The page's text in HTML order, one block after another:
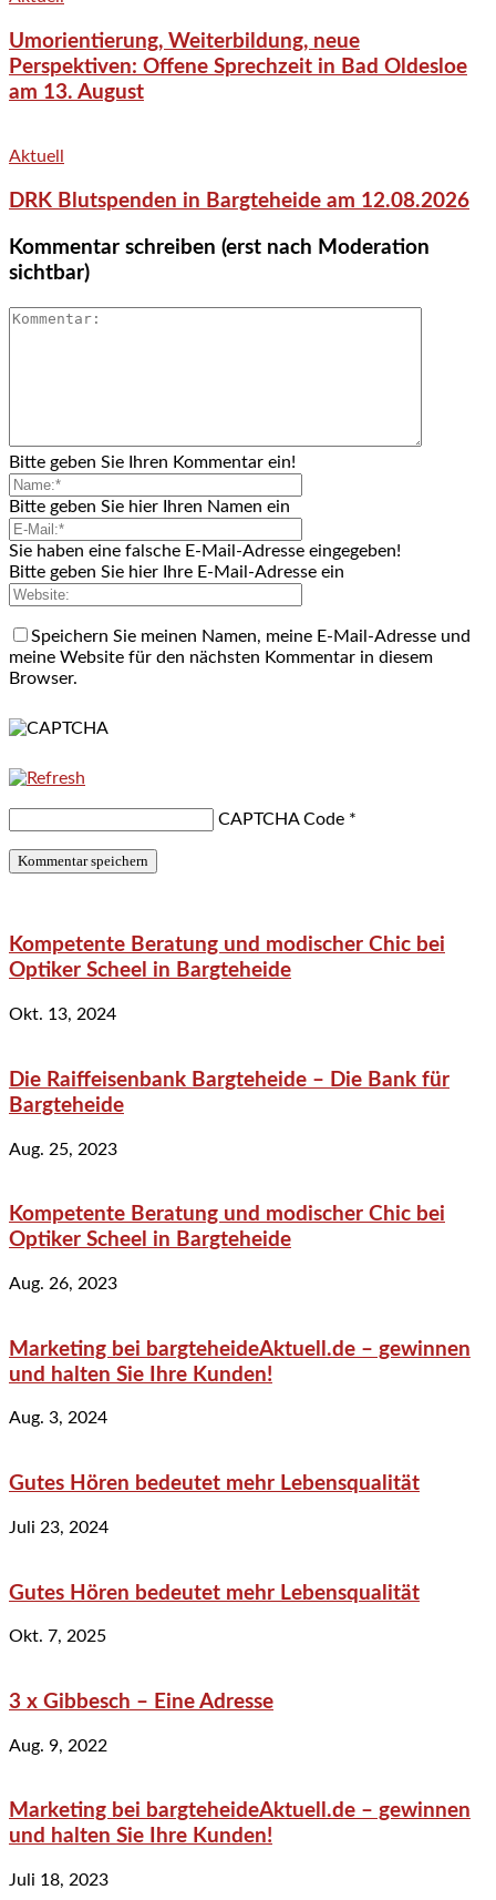
Umorientierung, Weiterbildung, neue
Perspektiven: Offene Sprechzeit in Bad Oldesloe
am 13. August
Aktuell
DRK Blutspenden in Bargteheide am 12.08.2026
Kommentar schreiben (erst nach Moderation
sichtbar)
Bitte geben Sie Ihren Kommentar ein!
Bitte geben Sie hier Ihren Namen ein
Sie haben eine falsche E-Mail-Adresse eingegeben!
Bitte geben Sie hier Ihre E-Mail-Adresse ein
Speichern Sie meinen Namen, meine E-Mail-Adresse und
meine Website für den nächsten Kommentar in diesem
Browser.
CAPTCHA Code *
Kompetente Beratung und modischer Chic bei
Optiker Scheel in Bargteheide
Okt. 13, 2024
Die Raiffeisenbank Bargteheide – Die Bank für
Bargteheide
Aug. 25, 2023
Kompetente Beratung und modischer Chic bei
Optiker Scheel in Bargteheide
Aug. 26, 2023
Marketing bei bargteheideAktuell.de – gewinnen
und halten Sie Ihre Kunden!
Aug. 3, 2024
Gutes Hören bedeutet mehr Lebensqualität
Juli 23, 2024
Gutes Hören bedeutet mehr Lebensqualität
Okt. 7, 2025
3 x Gibbesch – Eine Adresse
Aug. 9, 2022
Marketing bei bargteheideAktuell.de – gewinnen
und halten Sie Ihre Kunden!
Juli 18, 2023